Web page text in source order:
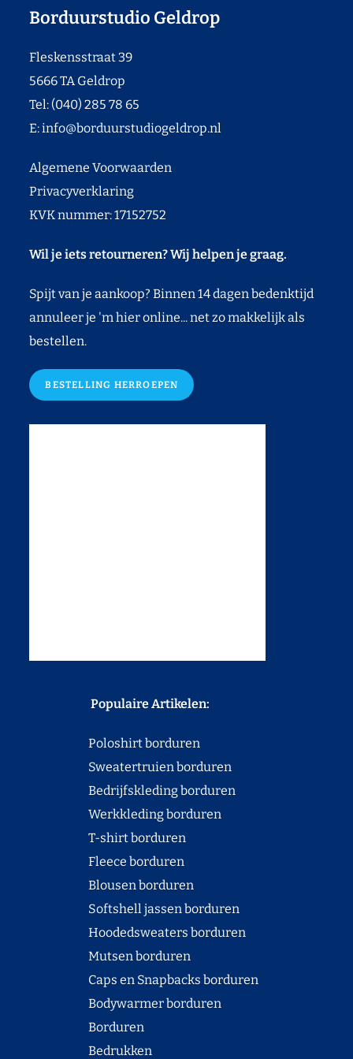
Borduurstudio Geldrop
Fleskensstraat 39
5666 TA Geldrop
Tel: (040) 285 78 65
E:info@borduurstudiogeldrop.nl
Algemene Voorwaarden
Privacyverklaring
KVK nummer: 17152752
Wil je iets retourneren? Wij helpen je graag.
Spijt van je aankoop? Binnen 14 dagen bedenktijd
annuleer je 'm hier online... net zo makkelijk als
bestellen.
BESTELLING HERROEPEN
Populaire Artikelen:
Poloshirt borduren
Sweatertruien borduren
Bedrijfskleding borduren
Werkkleding borduren
T-shirt borduren
Fleece borduren
Blousen borduren
Softshell jassen borduren
Hoodedsweaters borduren
Mutsen borduren
Caps en Snapbacks borduren
Bodywarmer borduren
Borduren
Bedrukken